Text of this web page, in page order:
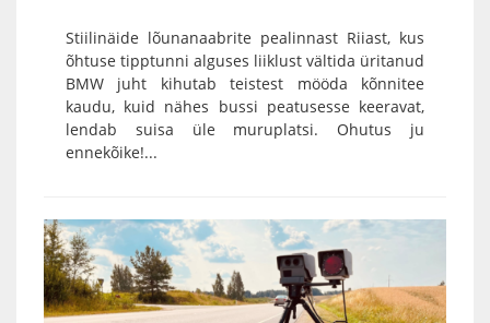
Stiilinäide lõunanaabrite pealinnast Riiast, kus
õhtuse tipptunni alguses liiklust vältida üritanud
BMW juht kihutab teistest mööda kõnnitee
kaudu, kuid nähes bussi peatusesse keeravat,
lendab suisa üle muruplatsi. Ohutus ju
ennekõike!...